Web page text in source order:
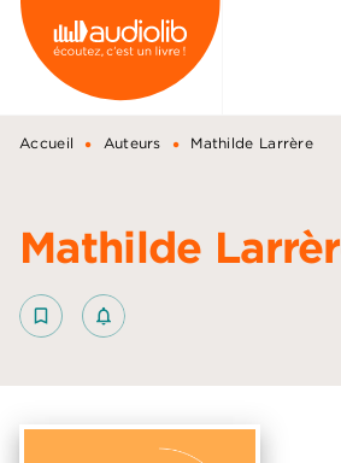
MENU RECHERCHE
PIED DE PAGE
Accueil • Auteurs • Mathilde Larrère
Mathilde
bookmark_border notifications_none_outlined